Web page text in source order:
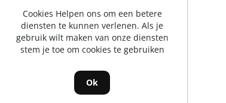
Cookies Helpen ons om een betere
diensten te kunnen verlenen. Als je
gebruik wilt maken van onze diensten
stem je toe om cookies te gebruiken
Ok